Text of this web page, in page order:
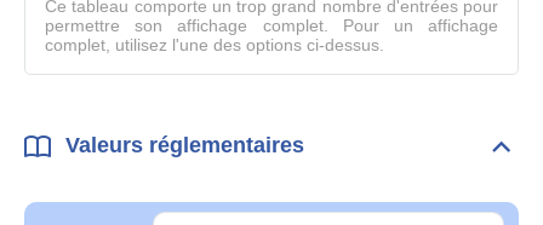
Ce tableau comporte un trop grand nombre d'entrées pour
permettre son affichage complet. Pour un affichage
complet, utilisez l'une des options ci-dessus.
Valeurs réglementaires